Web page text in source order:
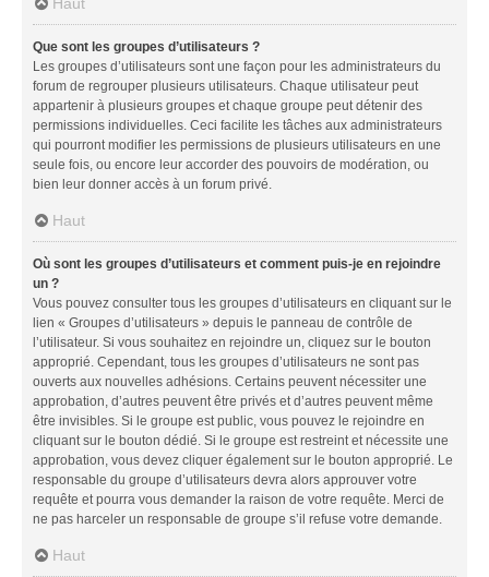
Que sont les groupes d’utilisateurs ?
Les groupes d’utilisateurs sont une façon pour les administrateurs du
forum de regrouper plusieurs utilisateurs. Chaque utilisateur peut
appartenir à plusieurs groupes et chaque groupe peut détenir des
permissions individuelles. Ceci facilite les tâches aux administrateurs
qui pourront modifier les permissions de plusieurs utilisateurs en une
seule fois, ou encore leur accorder des pouvoirs de modération, ou
bien leur donner accès à un forum privé.
Haut
Où sont les groupes d’utilisateurs et comment puis-je en rejoindre
un ?
Vous pouvez consulter tous les groupes d’utilisateurs en cliquant sur le
lien « Groupes d’utilisateurs » depuis le panneau de contrôle de
l’utilisateur. Si vous souhaitez en rejoindre un, cliquez sur le bouton
approprié. Cependant, tous les groupes d’utilisateurs ne sont pas
ouverts aux nouvelles adhésions. Certains peuvent nécessiter une
approbation, d’autres peuvent être privés et d’autres peuvent même
être invisibles. Si le groupe est public, vous pouvez le rejoindre en
cliquant sur le bouton dédié. Si le groupe est restreint et nécessite une
approbation, vous devez cliquer également sur le bouton approprié. Le
responsable du groupe d’utilisateurs devra alors approuver votre
requête et pourra vous demander la raison de votre requête. Merci de
ne pas harceler un responsable de groupe s’il refuse votre demande.
Haut